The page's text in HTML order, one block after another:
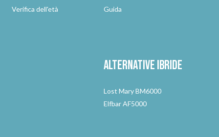
Verifica dell'età
Guida
Alternativeibride
Lost Mary BM6000
Elfbar AF5000